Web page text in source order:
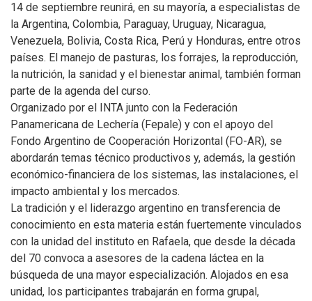
14 de septiembre reunirá, en su mayoría, a especialistas de
la Argentina, Colombia, Paraguay, Uruguay, Nicaragua,
Venezuela, Bolivia, Costa Rica, Perú y Honduras, entre otros
países. El manejo de pasturas, los forrajes, la reproducción,
la nutrición, la sanidad y el bienestar animal, también forman
parte de la agenda del curso.
Organizado por el INTA junto con la Federación
Panamericana de Lechería (Fepale) y con el apoyo del
Fondo Argentino de Cooperación Horizontal (FO-AR), se
abordarán temas técnico productivos y, además, la gestión
económico-financiera de los sistemas, las instalaciones, el
impacto ambiental y los mercados.
La tradición y el liderazgo argentino en transferencia de
conocimiento en esta materia están fuertemente vinculados
con la unidad del instituto en Rafaela, que desde la década
del 70 convoca a asesores de la cadena láctea en la
búsqueda de una mayor especialización. Alojados en esa
unidad, los participantes trabajarán en forma grupal,